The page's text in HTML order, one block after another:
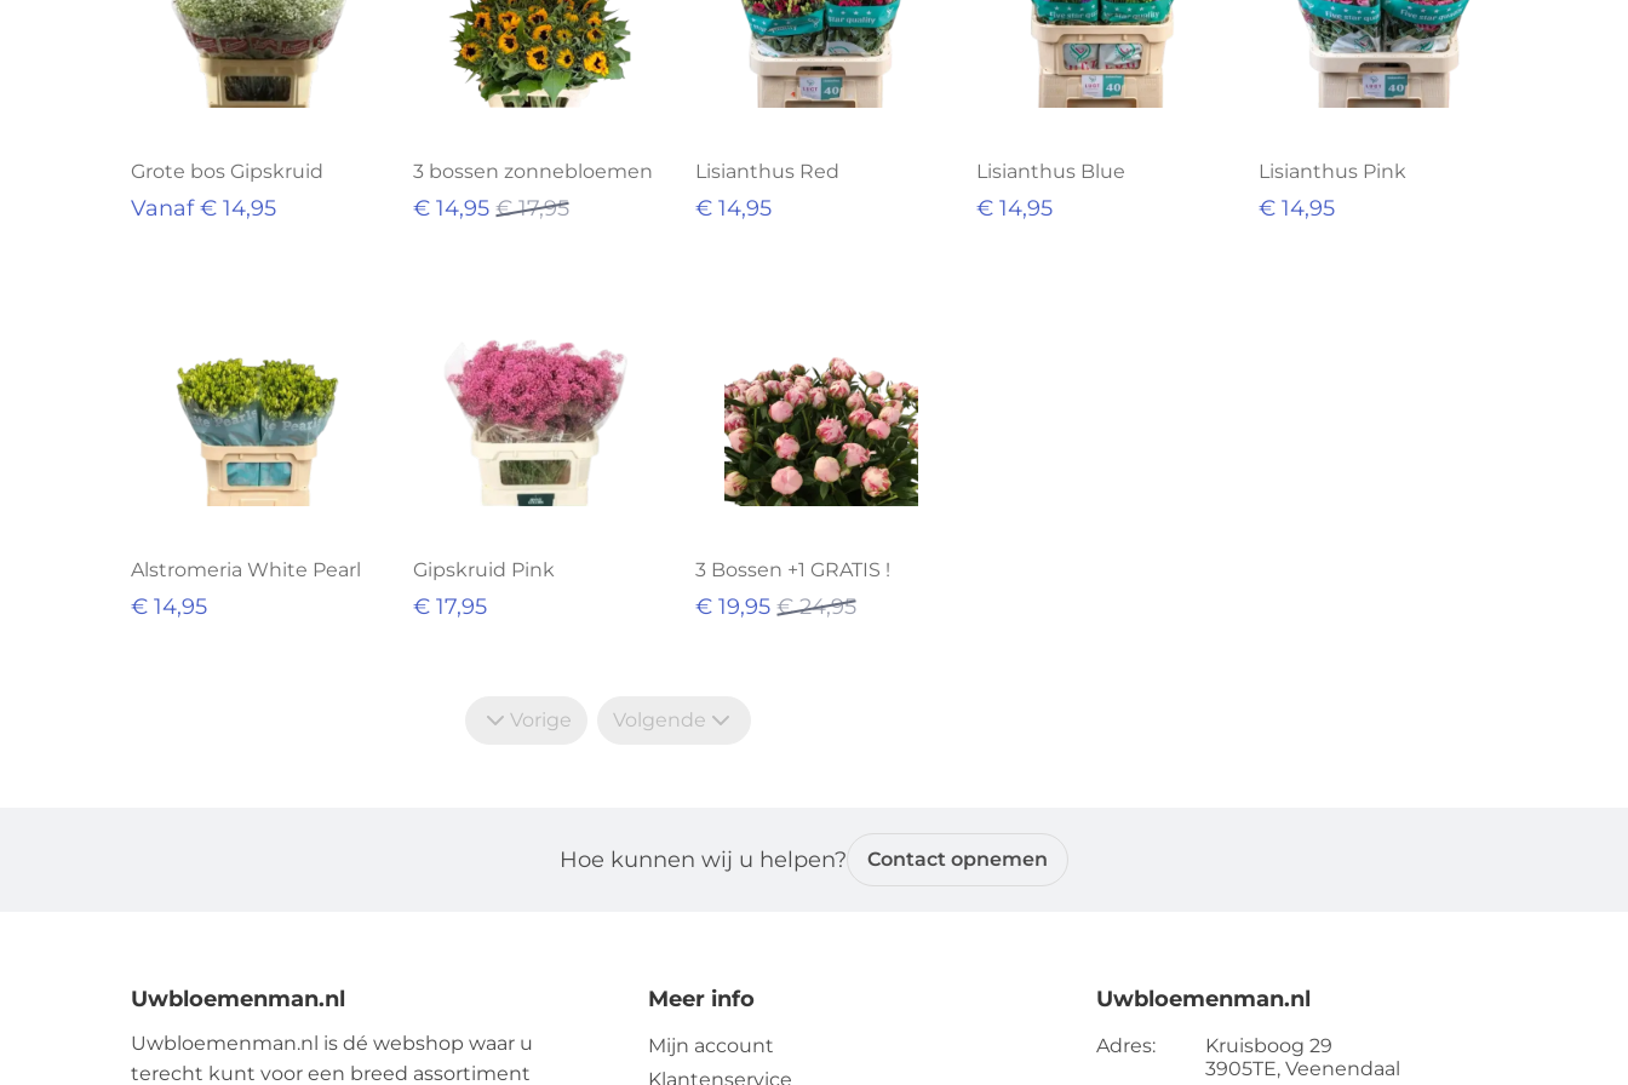
Grote bos Gipskruid
Vanaf € 14,95
3 bossen zonnebloemen
€ 14,95 € 17,95
Lisianthus Red
€ 14,95
Lisianthus Blue
€ 14,95
Lisianthus Pink
€ 14,95
Alstromeria White Pearl
€ 14,95
Gipskruid Pink
€ 17,95
3 Bossen +1 GRATIS !
€ 19,95 € 24,95
Vorige Volgende
Hoe kunnen wij u helpen? Contact opnemen
Uwbloemenman.nl
Uwbloemenman.nl is dé webshop waar u
terecht kunt voor een breed assortiment
Meer info
Mijn account
Klantenservice
Uwbloemenman.nl
Adres:
Kruisboog 29
3905TE, Veenendaal